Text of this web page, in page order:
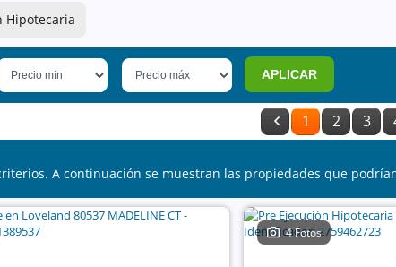
Hipotecaria
APLICAR
1 2 3
A continuación se muestran las propiedades que
4 Fotos